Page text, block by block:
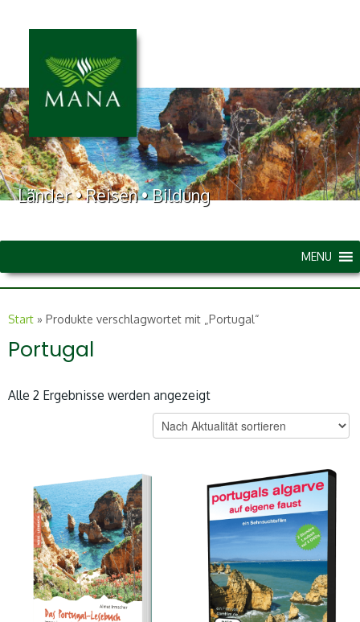
Länder • Reisen • Bildung
MENU
Start » Produkte verschlagwortet mit „Portugal“
Portugal
Alle 2 Ergebnisse werden angezeigtNach
Aktualität
sortiert